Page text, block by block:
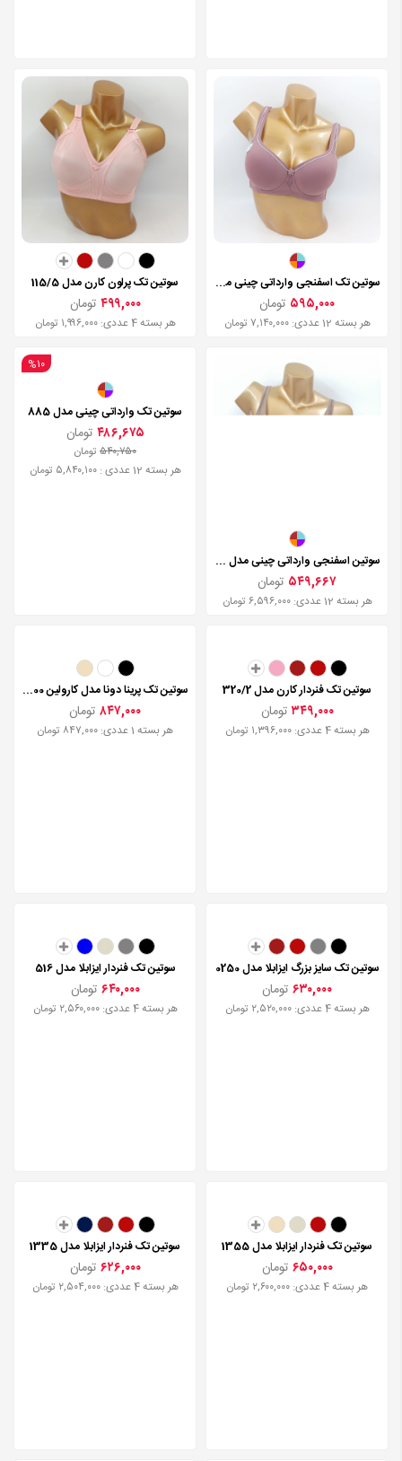
سوتین تک اسفنجی وارداتی چینی مدل 8035
۵۹۵,۰۰۰ تومان
هر بسته 12 عددی: ۷,۱۴۰,۰۰۰ تومان
سوتین تک پرلون کارن مدل 115/5
۴۹۹,۰۰۰ تومان
هر بسته 4 عددی: ۱,۹۹۶,۰۰۰ تومان
سوتین اسفنجی وارداتی چینی مدل 1320
۵۴۹,۶۶۷ تومان
هر بسته 12 عددی: ۶,۵۹۶,۰۰۰ تومان
%۱۰
سوتین تک وارداتی چینی مدل 885
۴۸۶,۶۷۵ تومان
۵۴۰,۷۵۰ تومان
هر بسته 12 عددی : ۵,۸۴۰,۱۰۰ تومان
سوتین تک فنردار کارن مدل 320/2
۳۴۹,۰۰۰تومان
هر بسته 4 عددی: ۱,۳۹۶,۰۰۰ تومان
سوتین تک پرینا دونا مدل کارولین 8800
۸۴۷,۰۰۰ تومان
هر بسته 1 عددی: ۸۴۷,۰۰۰ تومان
سوتین تک سایز بزرگ ایزابلا مدل 0250
۶۳۰,۰۰۰ تومان
هر بسته 4 عددی: ۲,۵۲۰,۰۰۰ تومان
سوتین تک فنردار ایزابلا مدل 516
۶۴۰,۰۰۰ تومان
هر بسته 4 عددی: ۲,۵۶۰,۰۰۰ تومان
سوتین تک فنردار ایزابلا مدل 1335
۶۲۶,۰۰۰ تومان
هر بسته 4 عددی: ۲,۵۰۴,۰۰۰ تومان